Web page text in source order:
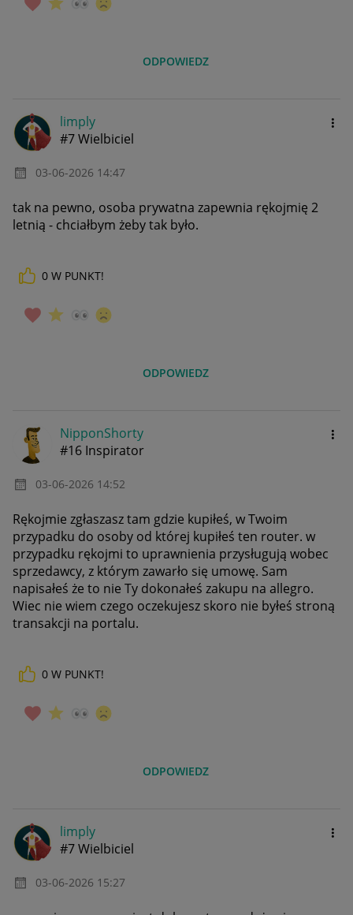
ODPOWIEDZ
limply
#7 Wielbiciel
‎03-06-2026 14:47
tak na pewno, osoba prywatna zapewnia rękojmię 2
letnią - chciałbym żeby tak było.
0 W PUNKT!
ODPOWIEDZ
NipponShorty
#16 Inspirator
‎03-06-2026 14:52
Rękojmie zgłaszasz tam gdzie kupiłeś, w Twoim
przypadku do osoby od której kupiłeś ten router. w
przypadku rękojmi to uprawnienia przysługują wobec
sprzedawcy, z którym zawarło się umowę. Sam
napisałeś że to nie Ty dokonałeś zakupu na allegro.
Wiec nie wiem czego oczekujesz skoro nie byłeś stroną
transakcji na portalu.
0 W PUNKT!
ODPOWIEDZ
limply
#7 Wielbiciel
‎03-06-2026 15:27